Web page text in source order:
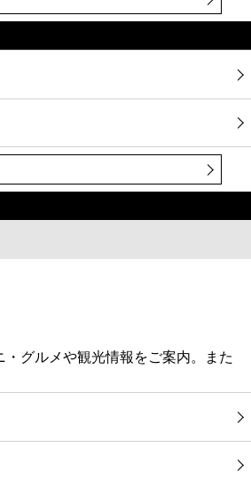
グルメや観光情報をご案内。また